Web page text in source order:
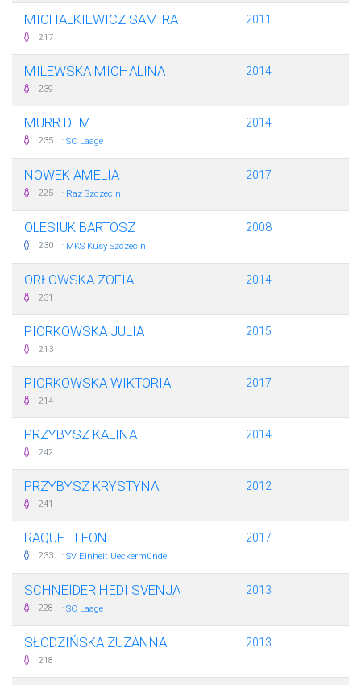
MICHALKIEWICZ SAMIRA
217
2011
MILEWSKA MICHALINA
239
2014
MURR DEMI
235 · SC Laage
2014
NOWEK AMELIA
225 · Raz Szczecin
2017
OLESIUK BARTOSZ
230 · MKS Kusy Szczecin
2008
ORŁOWSKA ZOFIA
231
2014
PIORKOWSKA JULIA
213
2015
PIORKOWSKA WIKTORIA
214
2017
PRZYBYSZ KALINA
242
2014
PRZYBYSZ KRYSTYNA
241
2012
RAQUET LEON
233 · SV Einheit Ueckermünde
2017
SCHNEIDER HEDI SVENJA
228 · SC Laage
2013
SŁODZIŃSKA ZUZANNA
218
2013